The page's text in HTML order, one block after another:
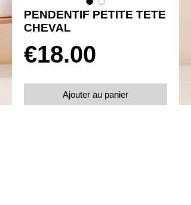
PENDENTIF PETITE TETE
CHEVAL
€18.00
Ajouter au panier